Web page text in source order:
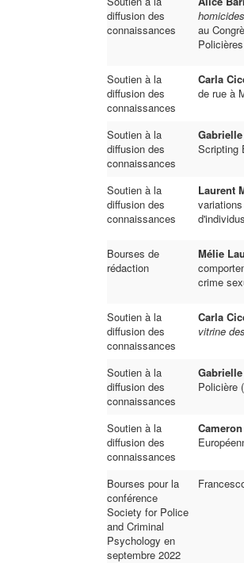
diffusion des
connaissances
au
Policières
Soutien à la
diffusion des
connaissances
Carla
de rue à
Soutien à la
diffusion des
connaissances
Scripting
Soutien à la
diffusion des
connaissances
Laurent
Bourses de
rédaction
Mélie
crime
Soutien à la
diffusion des
connaissances
Carla
vitrine
Soutien à la
diffusion des
connaissances
Policière
Soutien à la
diffusion des
connaissances
Bourses pour la
conférence
Society for Police
and Criminal
Psychology en
septembre 2022